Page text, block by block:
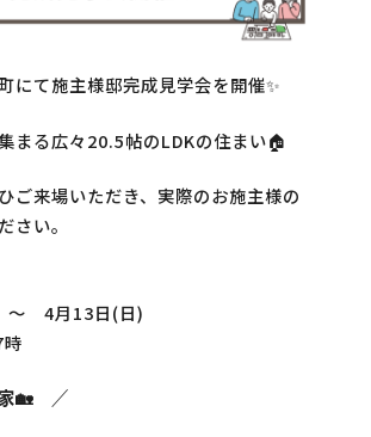
にて施主様邸完成見学会を開催✨
まる広々20.5帖のLDKの住まい🏠
ご来場いただき、実際のお施主様の
さい。
4月13日(日)
🏡 ／